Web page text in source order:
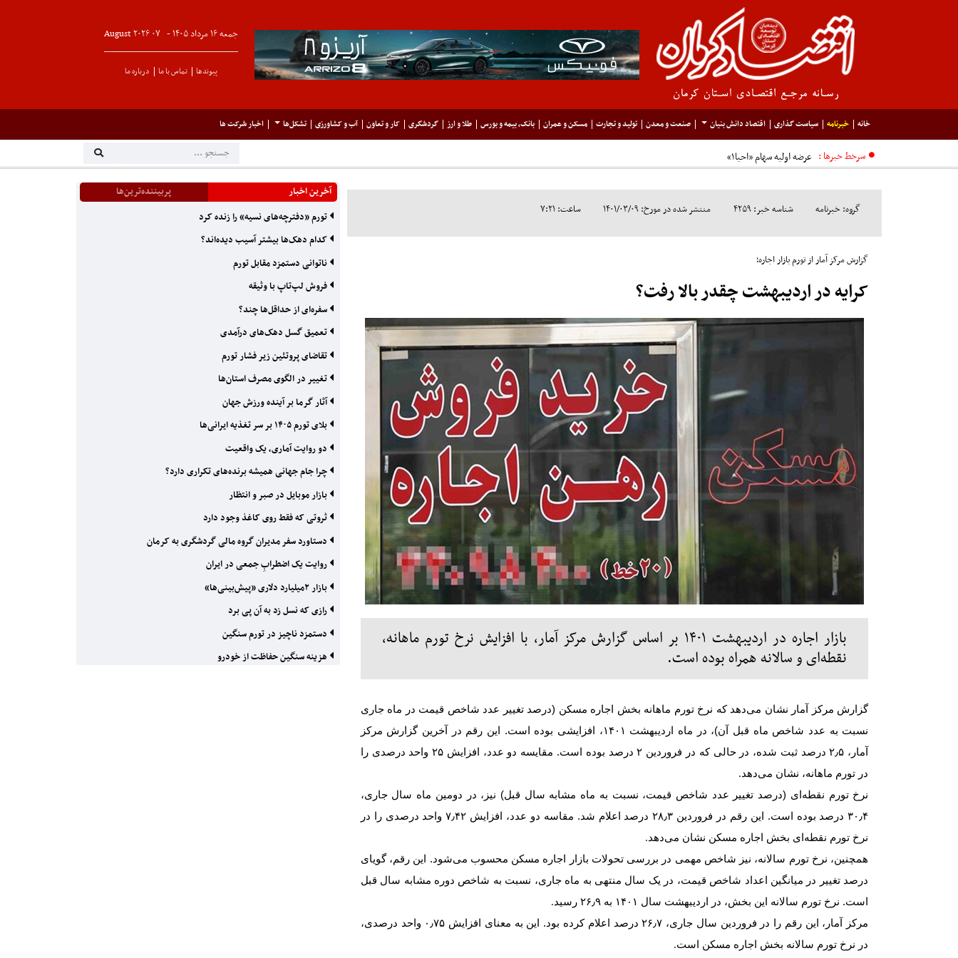
جمعه ۱۶ مرداد ۱۴۰۵ - ۰۷August۲۰۲۶
پیوندها تماس با ما درباره ما
خانه خبرنامه سیاست گذاری اقتصاد دانش بنیان صنعت و معدن تولید و تجارت مسکن و عمران بانک، بیمه و بورس طلا و ارز گردشگری کار و تعاون آب و کشاورزی تشکل‌ها اخبار شرکت ها
سرخط خبرها : عرضه اولیه سهام «احیا۱»
گروه: خبرنامه شناسه خبر: ۴۲۵۹ منتشر شده در مورخ: ۱۴۰۱/۰۳/۰۹ ساعت: ۷:۲۱
گزارش مرکز آمار از تورم بازار اجاره؛
کرایه در اردیبهشت چقدر بالا رفت؟
بازار اجاره در اردیبهشت ۱۴۰۱ بر اساس گزارش مرکز آمار، با افزایش نرخ تورم ماهانه،
نقطه‌ای و سالانه همراه بوده است.
گزارش مرکز آمار نشان می‌دهد که نرخ تورم ماهانه بخش اجاره مسکن (درصد تغییر عدد شاخص قیمت در ماه جاری
نسبت به عدد شاخص ماه قبل آن)، در ماه اردیبهشت ۱۴۰۱، افزایشی بوده است. این رقم در آخرین گزارش مرکز
آمار، ۲٫۵ درصد ثبت شده، در حالی که در فروردین ۲ درصد بوده است. مقایسه دو عدد، افزایش ۲۵ واحد درصدی را
در تورم ماهانه، نشان می‌دهد.
نرخ تورم نقطه‌ای (درصد تغییر عدد شاخص قیمت، نسبت به ماه مشابه سال قبل) نیز، در دومین ماه سال جاری،
۳۰٫۴ درصد بوده است. این رقم در فروردین ۲۸٫۳ درصد اعلام شد. مقاسه دو عدد، افزایش ۷٫۴۲ واحد درصدی را در
نرخ تورم نقطه‌ای بخش اجاره مسکن نشان می‌دهد.
همچنین، نرخ تورم سالانه، نیز شاخص مهمی در بررسی تحولات بازار اجاره مسکن محسوب می‌شود. این رقم، گویای
درصد تغییر در میانگین اعداد شاخص قیمت، در یک سال منتهی به ماه جاری، نسبت به شاخص دوره مشابه سال قبل
است. نرخ تورم سالانه این بخش، در اردیبهشت سال ۱۴۰۱ به ۲۶٫۹ رسید
.
مرکز آمار، این رقم را در فروردین سال جاری، ۲۶٫۷ درصد اعلام کرده بود. این به معنای افزایش ۰٫۷۵ واحد درصدی،
در نرخ تورم سالانه بخش اجاره مسکن است.
آخرین اخبار
پربیننده‌ترین‌ها
تورم «دفترچه‌های نسیه» را زنده کرد
کدام دهک‌ها بیشتر آسیب دیده‌اند؟
ناتوانی دستمزد مقابل تورم
فروش لپ‌تاپ با وثیقه
سفره‌ای از حداقل‌ها چند؟
تعمیق گسل دهک‌های درآمدی
تقاضای پروتئین زیر فشار تورم
تغییر در الگوی مصرف استان‌ها
آثار گرما بر آینده ورزش جهان
بلای تورم ۱۴۰۵ بر سر تغذیه ایرانی‌ها
دو روایت آماری، یک واقعیت
چرا جام جهانی همیشه برنده‌های تکراری دارد؟
بازار موبایل در صبر و انتظار
ثروتی که فقط روی کاغذ وجود دارد
دستاورد سفر مدیران گروه مالی گردشگری به کرمان
روایت یک اضطرابِ جمعی در ایران
بازار ۲‌میلیارد دلاری «پیش‌بینی‌ها»
رازی که نسل زد به آن پی برد
دستمزد ناچیز در تورم سنگین
هزینه سنگین حفاظت از خودرو